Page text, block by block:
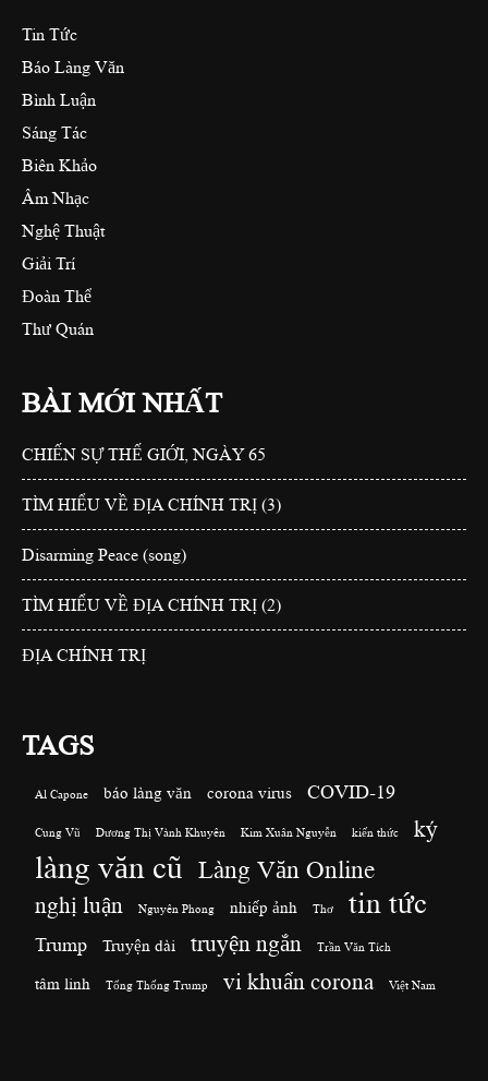
Tin Tức
Báo Làng Văn
Bình Luận
Sáng Tác
Biên Khảo
Âm Nhạc
Nghệ Thuật
Giải Trí
Đoàn Thể
Thư Quán
BÀI MỚI NHẤT
CHIẾN SỰ THẾ GIỚI, NGÀY 65
TÌM HIỂU VỀ ĐỊA CHÍNH TRỊ (3)
Disarming Peace (song)
TÌM HIỂU VỀ ĐỊA CHÍNH TRỊ (2)
ĐỊA CHÍNH TRỊ
TAGS
Al Capone báo làng văn corona virus COVID-19
Cung Vũ Dương Thị Vành Khuyên Kim Xuân Nguyễn kiến thức ký
làng văn cũ Làng Văn Online
nghị luận Nguyên Phong nhiếp ảnh Thơ tin tức
Trump Truyện dài truyện ngắn Trần Văn Tích
tâm linh Tổng Thống Trump vi khuẩn corona Việt Nam